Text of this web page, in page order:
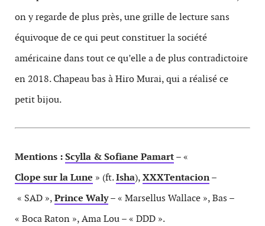
on y regarde de plus près, une grille de lecture sans
équivoque de ce qui peut constituer la société
américaine dans tout ce qu’elle a de plus contradictoire
en 2018. Chapeau bas à Hiro Murai, qui a réalisé ce
petit bijou.
Mentions :Scylla & Sofiane Pamart– «
Clope sur la Lune » (ft.Isha),XXXTentacion–
« SAD »,Prince Waly– « Marsellus Wallace », Bas –
« Boca Raton », Ama Lou – « DDD ».